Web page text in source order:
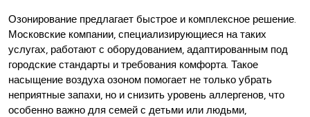
Озонирование предлагает быстрое и комплексное решение.
Московские компании, специализирующиеся на таких
услугах, работают с оборудованием, адаптированным под
городские стандарты и требования комфорта. Такое
насыщение воздуха озоном помогает не только убрать
неприятные запахи, но и снизить уровень аллергенов, что
особенно важно для семей с детьми или людьми,